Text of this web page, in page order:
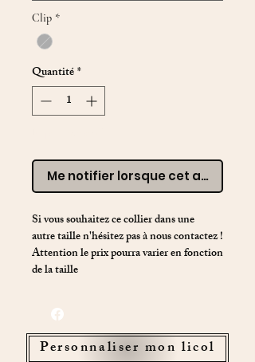
Clip *
Quantité*
Me notifier lorsque cet article est
Si vous souhaitez ce collier dans une
autre taille n'hésitez pas à nous contactez !
Attention le prix pourra varier en fonction
de la taille
Personnaliser mon licol